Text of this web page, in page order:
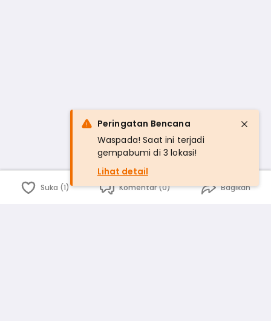
Suka (1) Komentar (0) Bagikan
Peringatan Bencana
Waspada! Saat ini terjadi
gempabumi di 3 lokasi!
Lihat detail